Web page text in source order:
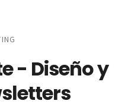
- Diseño y